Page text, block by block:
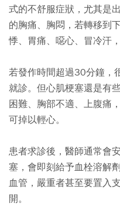
式的不舒服症狀，尤其是
的胸痛、胸悶，若轉移到
悸、胃痛、噁心、冒冷汗
若發作時間超過30分鐘，
就診。但心肌梗塞還是有
困難、胸部不適、上腹痛
可掉以輕心。
患者求診後，醫師通常會
塞，會即刻給予血栓溶解
血管，嚴重者甚至要置入
開。